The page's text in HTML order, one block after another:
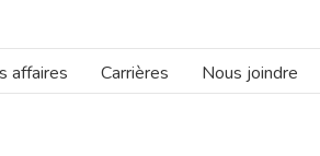
affaires Carrières Nous joindre